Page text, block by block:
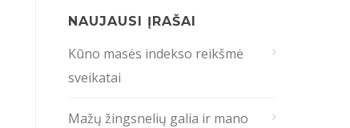
NAUJAUSI ĮRAŠAI
Kūno masės indekso reikšmė
sveikatai
Mažų žingsnelių galia ir mano